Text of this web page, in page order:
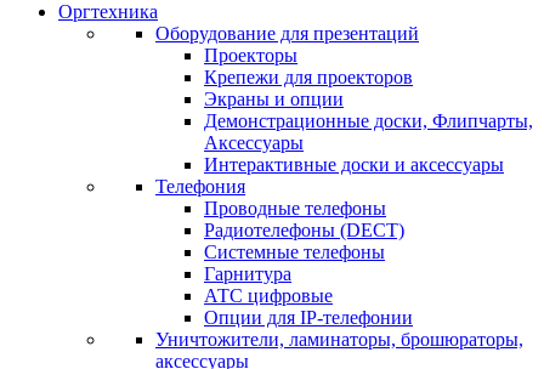
Оргтехника
Оборудование для презентаций
Проекторы
Крепежи для проекторов
Экраны и опции
Демонстрационные доски, Флипчарты,
Аксессуары
Интерактивные доски и аксессуары
Телефония
Проводные телефоны
Радиотелефоны (DECT)
Системные телефоны
Гарнитура
АТС цифровые
Опции для IP-телефонии
Уничтожители, ламинаторы, брошюраторы,
аксессуары